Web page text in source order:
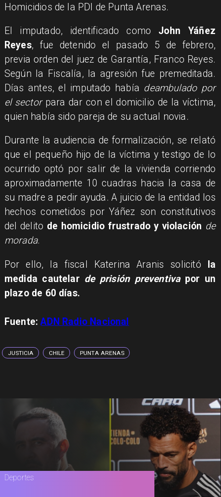
Homicidios de la PDI de Punta Arenas.
El imputado, identificado como John Yáñez
Reyes, fue detenido el pasado 5 de febrero,
previa orden del juez de Garantía, Franco Reyes.
Según la Fiscalía, la agresión fue premeditada.
Días antes, el imputado había deambulado por
el sectorpara dar con el domicilio de la víctima,
quien había sido pareja de su actual novia.
Durante la audiencia de formalización, se relató
que el pequeño hijo de la víctima y testigo de lo
ocurrido optó por salir de la vivienda corriendo
aproximadamente 10 cuadras hacia la casa de
su madre a pedir ayuda. A juicio de la entidad los
hechos cometidos por Yáñez son constitutivos
del delito de homicidio frustrado y violación de
morada.
Por ello, la fiscal Katerina Aranis solicitó
la
medida cautelar de prisión preventiva por un
plazo de 60 días.
Fuente:ADN Radio Nacional
JUSTICIA CHILE PUNTA ARENAS
Deportes